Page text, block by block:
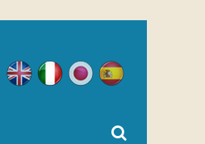
IngleseItalianoGiapponese